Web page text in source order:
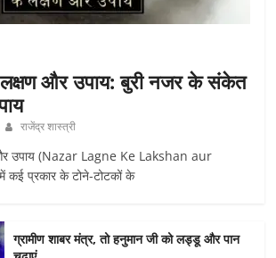
और उपाय: बुरी नजर के संकेत
राजेंद्र शास्त्री
उपाय (Nazar Lagne Ke Lakshan aur
कई प्रकार के टोने-टोटकों के
ग्रामीण शाबर मंत्र, तो हनुमान जी को लड्डू और पान